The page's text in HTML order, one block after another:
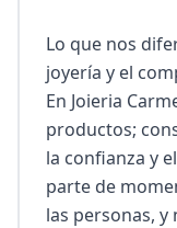
Lo que nos
joyería y el
En Joieria
productos;
la confianza y
parte de
las personas,